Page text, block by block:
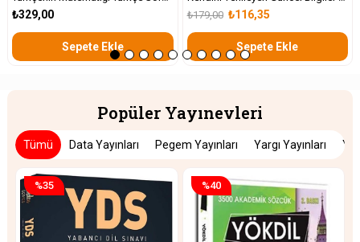
Bankası
₺329,00
Sepete Ekle
10 Deneme İlaveli
₺116,35
₺179,00
Sepete Ekle
Popüler Yayınevleri
Tümü Data Yayınları Pegem Yayınları Yargı Yayınları
%35 %40